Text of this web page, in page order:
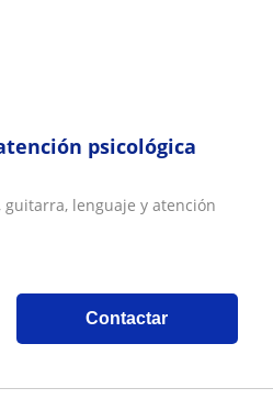
psicológica
lenguaje y atención
Contactar